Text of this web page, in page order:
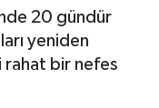
20 gündür
yeniden
rahat bir nefes